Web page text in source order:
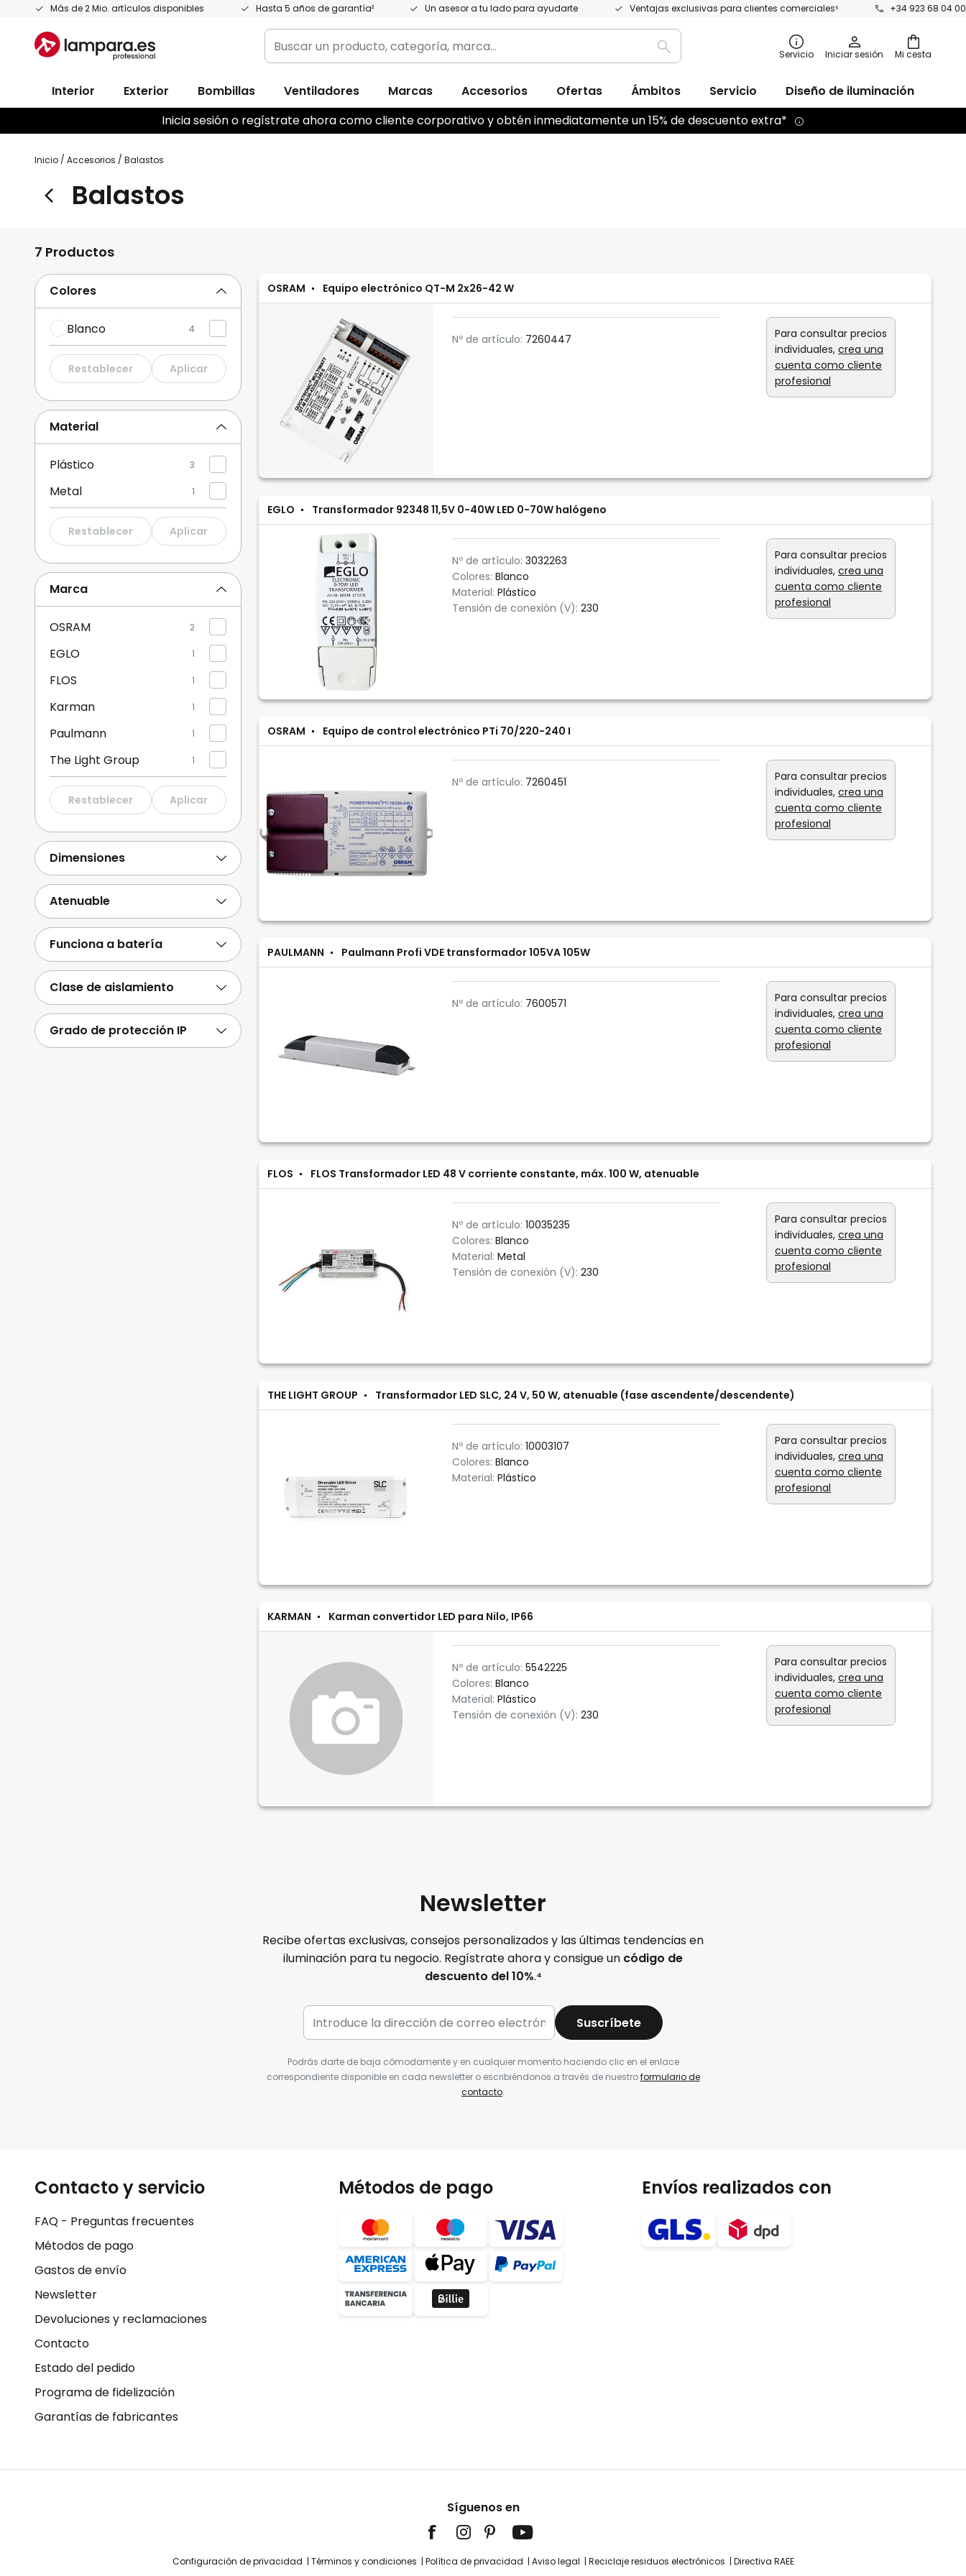
Más de 2 Mio. artículos disponibles Hasta 5 años de garantía² Un asesor a tu lado para ayudarte Ventajas exclusivas para clientes comerciales⁵ +34 923 68 04 00
Ir
contenido
Mi cesta
Buscar
un
categoría,
marca...
Buscar Servicio Iniciar sesión
Interior Exterior Bombillas Ventiladores Marcas Accesorios Ofertas Ámbitos Servicio
Diseño de iluminación
Inicia sesión o regístrate ahora como cliente corporativo y obtén inmediatamente un 15% de descuento extra*
Inicio Accesorios Balastos
Balastos
OSRAM Equipo electrónico QT-M 2x26-42 W
Nº de artículo: 7260447
Para consultar precios
individuales, crea una
cuenta como cliente
profesional
EGLO Transformador 92348 11,5V 0-40W LED 0-70W halógeno
Nº de artículo: 3032263
Colores: Blanco
Material: Plástico
Tensión de conexión (V): 230
Para consultar precios
individuales, crea una
cuenta como cliente
profesional
OSRAM Equipo de control electrónico PTi 70/220-240 I
Nº de artículo: 7260451
Para consultar precios
individuales, crea una
cuenta como cliente
profesional
PAULMANN Paulmann Profi VDE transformador 105VA 105W
Nº de artículo: 7600571
Para consultar precios
individuales, crea una
cuenta como cliente
profesional
FLOS FLOS Transformador LED 48 V corriente constante, máx. 100 W, atenuable
Nº de artículo: 10035235
Colores: Blanco
Material: Metal
Tensión de conexión (V): 230
Para consultar precios
individuales, crea una
cuenta como cliente
profesional
THE LIGHT GROUP Transformador LED SLC, 24 V, 50 W, atenuable (fase ascendente/descendente)
Nº de artículo: 10003107
Colores: Blanco
Material: Plástico
Para consultar precios
individuales, crea una
cuenta como cliente
profesional
KARMAN Karman convertidor LED para Nilo, IP66
Nº de artículo: 5542225
Colores: Blanco
Material: Plástico
Tensión de conexión (V): 230
Para consultar precios
individuales, crea una
cuenta como cliente
profesional
Colores
Blanco 4
Restablecer Aplicar
Material
Plástico 3
Metal 1
Restablecer Aplicar
Marca
OSRAM 2
EGLO 1
FLOS 1
Karman 1
Paulmann 1
The Light Group 1
Restablecer Aplicar
Dimensiones
Atenuable
Funciona a batería
Clase de aislamiento
Grado de protección IP
7 Productos
Newsletter
Recibe ofertas exclusivas, consejos personalizados y las últimas tendencias en
iluminación para tu negocio. Regístrate ahora y consigue un código de
descuento del 10%.⁴
Suscríbete
Podrás darte de baja cómodamente y en cualquier momento haciendo clic en el enlace
correspondiente disponible en cada newsletter o escribiéndonos a través de nuestroformulario de
contacto.
Contacto y servicio
FAQ - Preguntas frecuentes
Métodos de pago
Gastos de envío
Newsletter
Devoluciones y reclamaciones
Contacto
Estado del pedido
Programa de fidelización
Garantías de fabricantes
Métodos de pago Envíos realizados con
Síguenos en
Configuración de privacidad Términos y condiciones Política de privacidad Aviso legal Reciclaje residuos electrónicos Directiva RAEE